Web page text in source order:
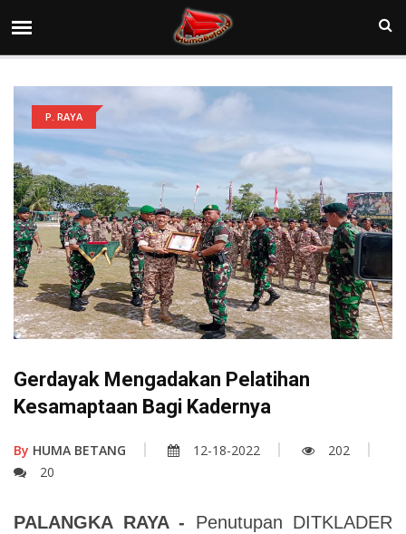
P. RAYA
Gerdayak Mengadakan Pelatihan
Kesamaptaan Bagi Kadernya
By HUMA BETANG 12-18-2022
202
20
PALANGKA RAYA - Penutupan DITKLADER